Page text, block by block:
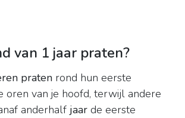
van 1 jaar praten?
praten rond hun eerste
oren van je hoofd, terwijl andere
anderhalf jaar de eerste